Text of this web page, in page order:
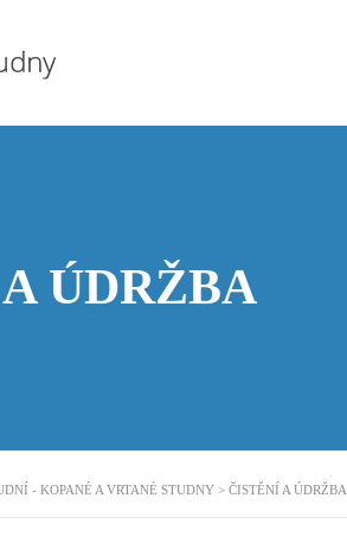
ÚDRŽBA
- KOPANÉ A VRTANÉ STUDNY > ČISTĚNÍ A ÚDRŽBA